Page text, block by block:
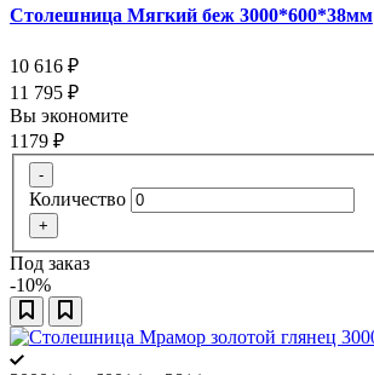
Столешница Мягкий беж 3000*600*38мм
10 616 ₽
11 795 ₽
Вы экономите
1179 ₽
-
Количество
+
Под заказ
-10%